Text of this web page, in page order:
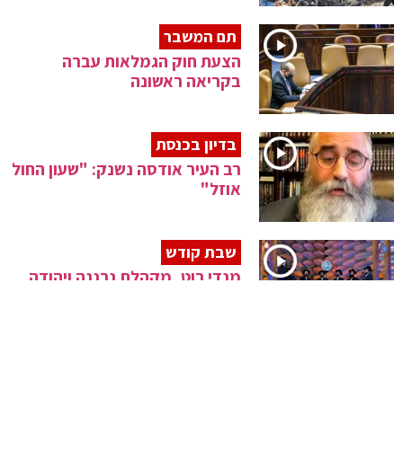
תם המשבר
הצעת חוק הגמלאות עברה
בקריאה ראשונה
בדיון בכנסת
רב העיר אודסה נשנק: "שעון החול
אוזל"
שבת קודש
מנדי רוט, מקהלת נרננה ויהודה